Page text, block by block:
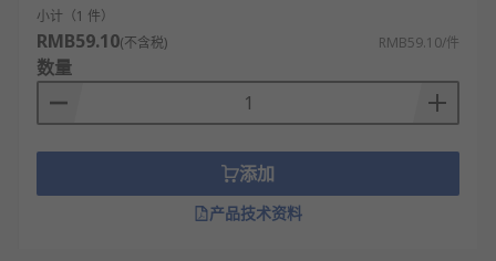
小计（1 件）
RMB59.10(不含税) RMB59.10/件
数量
添加
产品技术资料